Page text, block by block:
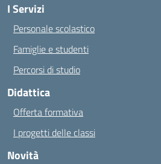
I Servizi
Personale scolastico
Famiglie e studenti
Percorsi di studio
Didattica
Offerta formativa
I progetti delle classi
Novità